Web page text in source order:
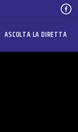
ASCOLTA LA DIRETTA